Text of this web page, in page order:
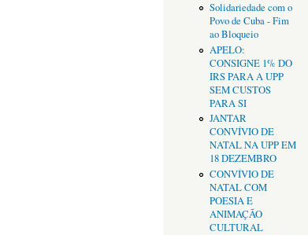
Solidariedade com o
Povo de Cuba - Fim
ao Bloqueio
APELO:
CONSIGNE 1% DO
IRS PARA A UPP
SEM CUSTOS
PARA SI
JANTAR
CONVÍVIO DE
NATAL NA UPP EM
18 DEZEMBRO
CONVÍVIO DE
NATAL COM
POESIA E
ANIMAÇÃO
CULTURAL